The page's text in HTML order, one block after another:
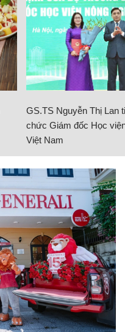
GS.TS Nguyễn Thị Lan
chức Giám đốc Học
Việt Nam